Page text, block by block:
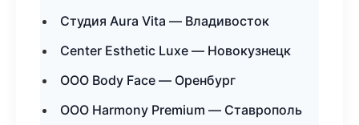
Студия Aura Vita — Владивосток
Center Esthetic Luxe — Новокузнецк
ООО Body Face — Оренбург
ООО Harmony Premium — Ставрополь